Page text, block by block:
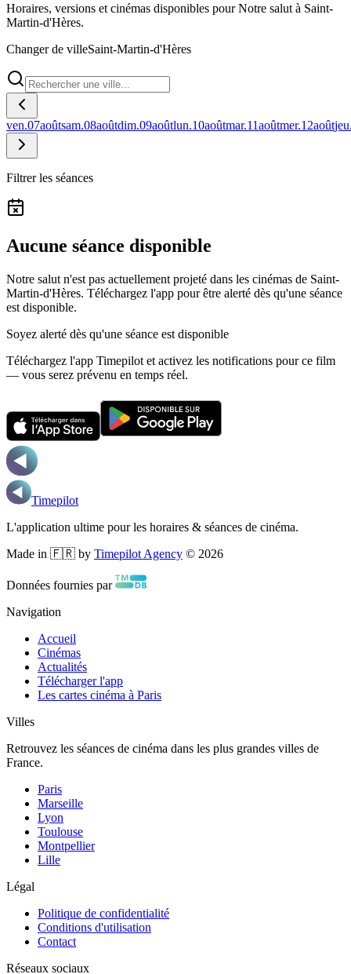
Horaires, versions et cinémas disponibles pour Notre salut à Saint-
Martin-d'Hères.
Changer de villeSaint-Martin-d'Hères
ven.07aoûtsam.08aoûtdim.09aoûtlun.10aoûtmar.11aoûtmer.12août
Filtrer les séances
Aucune séance disponible
Notre salut n'est pas actuellement projeté dans les cinémas de Saint-
Martin-d'Hères. Téléchargez l'app pour être alerté dès qu'une séance
est disponible.
Soyez alerté dès qu'une séance est disponible
Téléchargez l'app Timepilot et activez les notifications pour ce film
— vous serez prévenu en temps réel.
Timepilot
L'application ultime pour les horaires & séances de cinéma.
Made in 🇫🇷 by Timepilot Agency © 2026
Données fournies par
Navigation
Accueil
Cinémas
Actualités
Télécharger l'app
Les cartes cinéma à Paris
Villes
Retrouvez les séances de cinéma dans les plus grandes villes de
France.
Paris
Marseille
Lyon
Toulouse
Montpellier
Lille
Légal
Politique de confidentialité
Conditions d'utilisation
Contact
Réseaux sociaux